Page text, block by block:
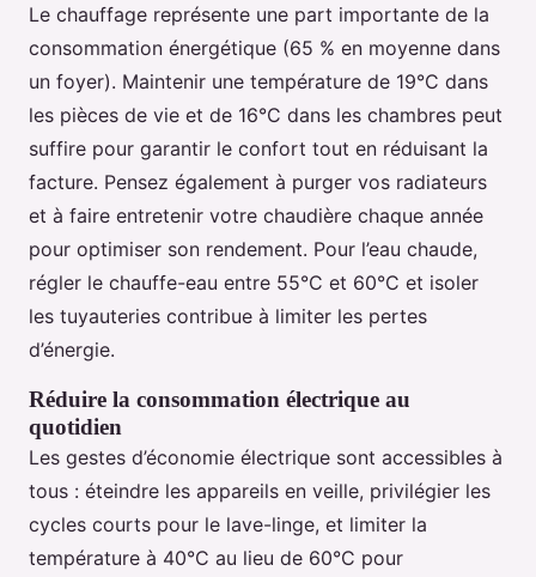
Le chauffage représente une part importante de la
consommation énergétique (65 % en moyenne dans
un foyer). Maintenir une température de 19°C dans
les pièces de vie et de 16°C dans les chambres peut
suffire pour garantir le confort tout en réduisant la
facture. Pensez également à purger vos radiateurs
et à faire entretenir votre chaudière chaque année
pour optimiser son rendement. Pour l’eau chaude,
régler le chauffe-eau entre 55°C et 60°C et isoler
les tuyauteries contribue à limiter les pertes
d’énergie.
Réduire la consommation électrique au
quotidien
Les gestes d’économie électrique sont accessibles à
tous : éteindre les appareils en veille, privilégier les
cycles courts pour le lave-linge, et limiter la
température à 40°C au lieu de 60°C pour